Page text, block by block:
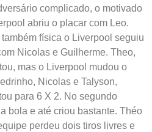
complicado, o motivado
abriu o placar com Leo.
física o Liverpool seguiu
Nicolas e Guilherme. Theo,
mas o Liverpool mudou o
Nicolas e Talyson,
para 6 X 2. No segundo
bola e até criou bastante. Théo
perdeu dois tiros livres e